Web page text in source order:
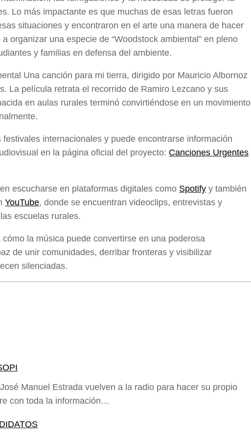
Lo más impactante es que muchas de esas letras fueron
situaciones y encontraron en el arte una manera de hacer
organizar una especie de “Woodstock ambiental” en pleno
y familias en defensa del ambiente.
Una canción para mi tierra, dirigido por Mauricio Albornoz
La película retrata el recorrido de Ramiro Lezcano y sus
en aulas rurales terminó convirtiéndose en un movimiento
internacionales y puede encontrarse información
en la página oficial del proyecto: Canciones Urgentes
escucharse en plataformas digitales como Spotify y también
YouTube, donde se encuentran videoclips, entrevistas y
escuelas rurales.
la música puede convertirse en una poderosa
de unir comunidades, derribar fronteras y visibilizar
silenciadas.
Manuel Estrada vuelven a la radio para hacer su propio
con toda la información…